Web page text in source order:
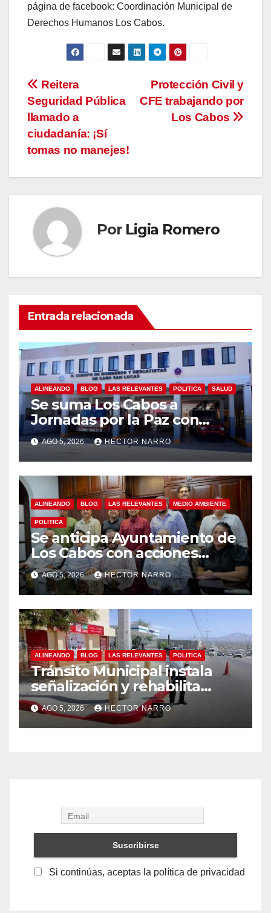
página de facebook: Coordinación Municipal de
Derechos Humanos Los Cabos.
Navegación
de
entradas
Protección Civil y
CFE trabajando por
Los Cabos
Reitera
Seguridad Pública
llamado a
ciudadanía: ¡Sí
tomas no manejes!
Por Ligia Romero
Entrada relacionada
ALINEANDO BLOG LAS RELEVANTES POLITICA SALUD
Se suma Los Cabos a
Jornadas por la Paz con
capacitación en primeros
auxilios para jóvenes
AGO 5, 2026 HECTOR NARRO
ALINEANDO BLOG LAS RELEVANTES MEDIO AMBIENTE
POLITICA
Se anticipa Ayuntamiento de
Los Cabos con acciones
preventivas ante lluvias en el
centro histórico
AGO 5, 2026 HECTOR NARRO
ALINEANDO BLOG LAS RELEVANTES POLITICA
Tránsito Municipal instala
señalización y rehabilita
cruces peatonales en Los
Cabos
AGO 5, 2026 HECTOR NARRO
Si continúas, aceptas la política de privacidad